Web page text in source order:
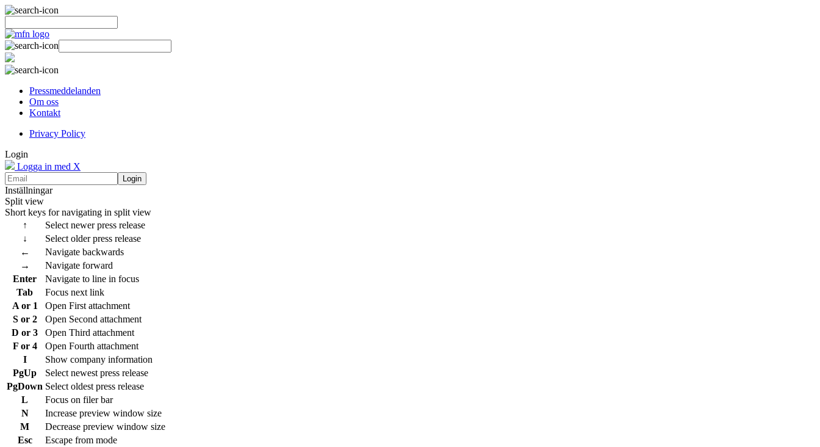
Pressmeddelanden
Om oss
Kontakt
Privacy Policy
Login
Logga in med X
Login
Inställningar
Split view
Short keys for navigating in split view
↑
Select newer press release
↓
Select older press release
←
Navigate backwards
→
Navigate forward
Enter
Navigate to line in focus
Tab
Focus next link
A or 1
Open First attachment
S or 2
Open Second attachment
D or 3
Open Third attachment
F or 4
Open Fourth attachment
I
Show company information
PgUp
Select newest press release
PgDown Select oldest press release
L
Focus on filer bar
N
Increase preview window size
M
Decrease preview window size
Esc
Escape from mode